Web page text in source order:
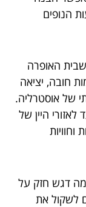
הנופים
האופרה
חובה, יציאה
של אוסטרליה.
היין של
דגש חזק על
לשקול את